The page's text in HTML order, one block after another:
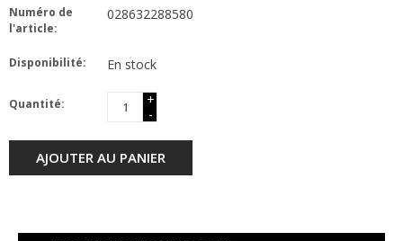
Numéro de
l'article:
028632288580
Disponibilité: En stock
Quantité:
+
-
AJOUTER AU PANIER